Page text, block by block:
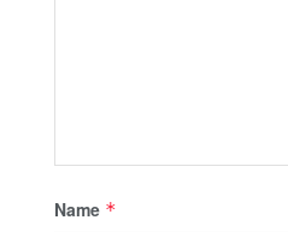
Name *